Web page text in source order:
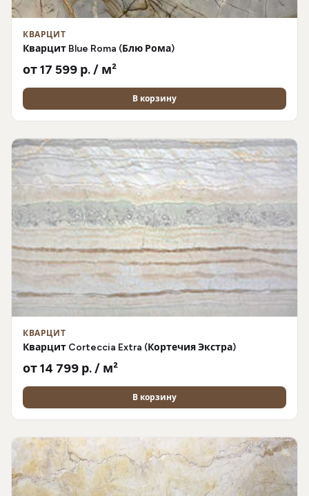
КВАРЦИТ
Кварцит Blue Roma (Блю Рома)
от 17 599 р. / м²
В корзину
КВАРЦИТ
Кварцит Corteccia Extra (Кортечия Экстра)
от 14 799 р. / м²
В корзину